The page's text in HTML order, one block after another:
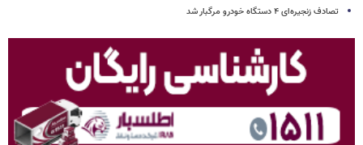
تصادف زنجیره‌ای ۴ دستگاه خودرو مرگبار شد